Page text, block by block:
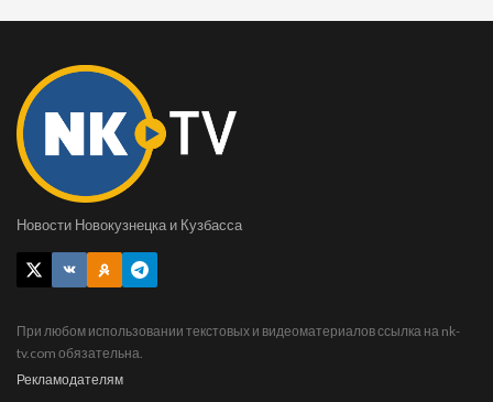
Новости Новокузнецка и Кузбасса
При любом использовании текстовых и видеоматериалов ссылка на nk-
tv.com обязательна.
Рекламодателям